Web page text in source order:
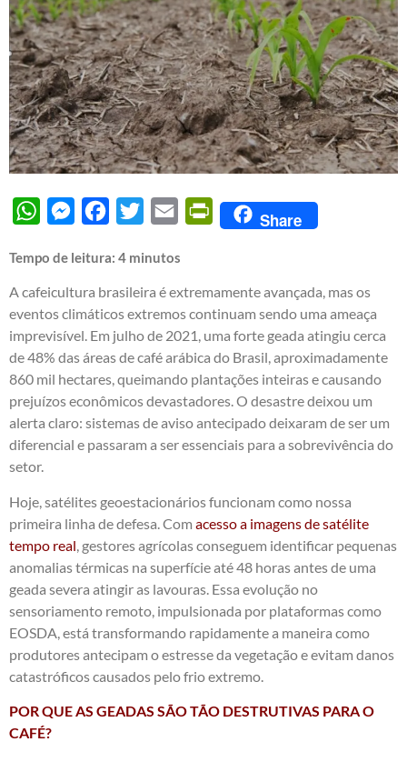
WhatsAppMessengerFacebook
Twitter Email PrintFriendly
Share
Tempo de leitura: 4 minutos
A cafeicultura brasileira é extremamente avançada, mas os
eventos climáticos extremos continuam sendo uma ameaça
imprevisível. Em julho de 2021, uma forte geada atingiu cerca
de 48% das áreas de café arábica do Brasil, aproximadamente
860 mil hectares, queimando plantações inteiras e causando
prejuízos econômicos devastadores. O desastre deixou um
alerta claro: sistemas de aviso antecipado deixaram de ser um
diferencial e passaram a ser essenciais para a sobrevivência do
setor.
Hoje, satélites geoestacionários funcionam como nossa
primeira linha de defesa. Com acesso a imagens de satélite
tempo real, gestores agrícolas conseguem identificar pequenas
anomalias térmicas na superfície até 48 horas antes de uma
geada severa atingir as lavouras. Essa evolução no
sensoriamento remoto, impulsionada por plataformas como
EOSDA, está transformando rapidamente a maneira como
produtores antecipam o estresse da vegetação e evitam danos
catastróficos causados pelo frio extremo.
POR QUE AS GEADAS SÃO TÃO DESTRUTIVAS PARA O
CAFÉ?